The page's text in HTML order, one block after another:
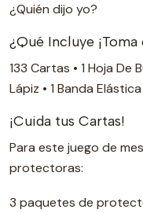
¿Quién dijo yo?
¿Qué Incluye
133 Cartas • 1 Hoja De
Lápiz • 1 Banda
¡Cuida tus Cartas!
Para este juego de
protectoras:
3 paquetes de